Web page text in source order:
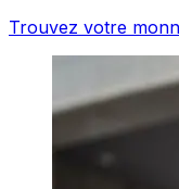
Trouvez votre